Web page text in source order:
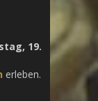
19.
erleben.